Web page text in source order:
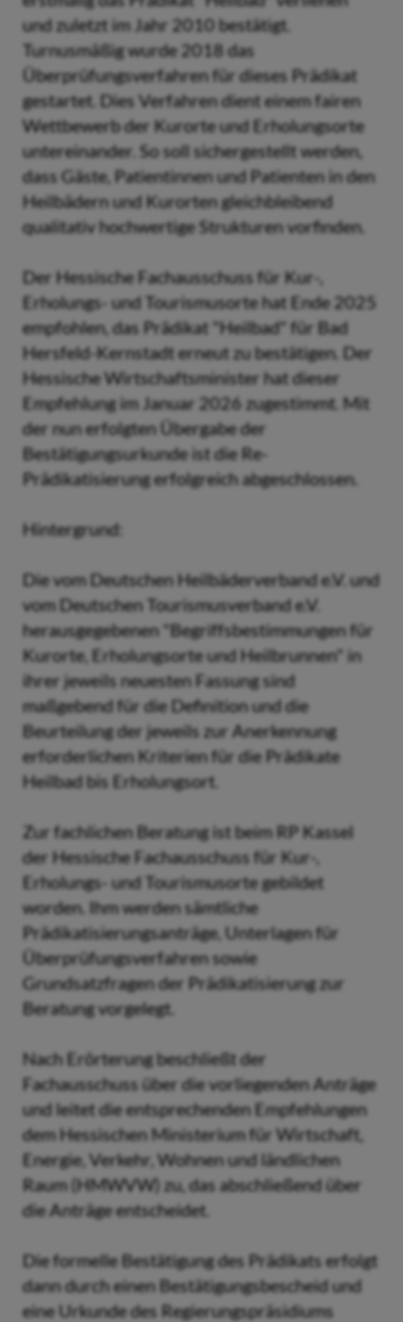
und zuletzt im Jahr 2010 bestätigt.
Turnusmäßig wurde 2018 das
Überprüfungsverfahren für dieses Prädikat
gestartet. Dies Verfahren dient einem fairen
Wettbewerb der Kurorte und Erholungsorte
untereinander. So soll sichergestellt werden,
dass Gäste, Patientinnen und Patienten in den
Heilbädern und Kurorten gleichbleibend
qualitativ hochwertige Strukturen vorfinden.
Der Hessische Fachausschuss für Kur-,
Erholungs- und Tourismusorte hat Ende 2025
empfohlen, das Prädikat "Heilbad" für Bad
Hersfeld-Kernstadt erneut zu bestätigen. Der
Hessische Wirtschaftsminister hat dieser
Empfehlung im Januar 2026 zugestimmt. Mit
der nun erfolgten Übergabe der
Bestätigungsurkunde ist die Re-
Prädikatisierung erfolgreich abgeschlossen.
Hintergrund:
Die vom Deutschen Heilbäderverband e.V. und
vom Deutschen Tourismusverband e.V.
herausgegebenen "Begriffsbestimmungen für
Kurorte, Erholungsorte und Heilbrunnen" in
ihrer jeweils neuesten Fassung sind
maßgebend für die Definition und die
Beurteilung der jeweils zur Anerkennung
erforderlichen Kriterien für die Prädikate
Heilbad bis Erholungsort.
Zur fachlichen Beratung ist beim RP Kassel
der Hessische Fachausschuss für Kur-,
Erholungs- und Tourismusorte gebildet
worden. Ihm werden sämtliche
Prädikatisierungsanträge, Unterlagen für
Überprüfungsverfahren sowie
Grundsatzfragen der Prädikatisierung zur
Beratung vorgelegt.
Nach Erörterung beschließt der
Fachausschuss über die vorliegenden Anträge
und leitet die entsprechenden Empfehlungen
dem Hessischen Ministerium für Wirtschaft,
Energie, Verkehr, Wohnen und ländlichen
Raum (HMWVW) zu, das abschließend über
die Anträge entscheidet.
Die formelle Bestätigung des Prädikats erfolgt
dann durch einen Bestätigungsbescheid und
eine Urkunde des Regierungspräsidiums